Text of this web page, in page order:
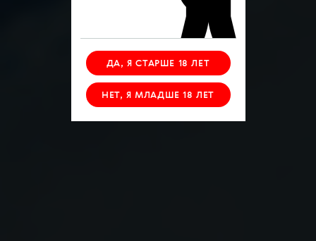
ДА, Я СТАРШЕ 18 ЛЕТ
НЕТ, Я МЛАДШЕ 18 ЛЕТ